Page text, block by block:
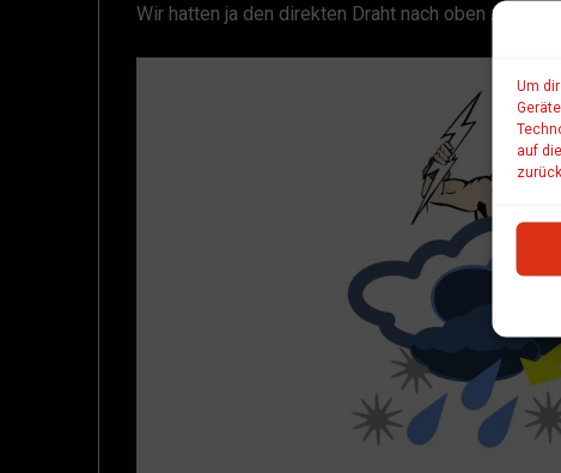
Um
auf
Wir hatten ja den direkten Draht nach oben zur